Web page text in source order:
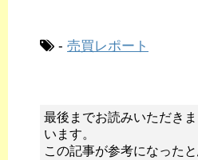
- 売買レポート
最後までお読みいただき
います。
この記事が参考になった